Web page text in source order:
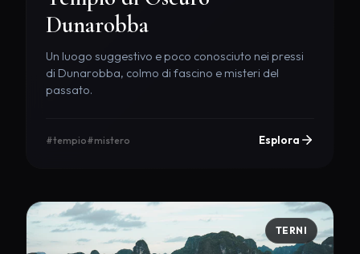
Dunarobba
Un luogo suggestivo e poco conosciuto nei pressi
di Dunarobba, colmo di fascino e misteri del
passato.
#tempio#mistero Esplora
TERNI